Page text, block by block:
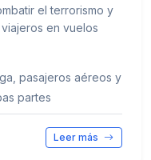
el terrorismo y
en vuelos
pasajeros aéreos y
partes
Leer más